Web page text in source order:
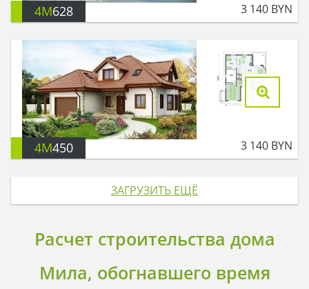
4M628 3 140 BYN
4M450 3 140 BYN
ЗАГРУЗИТЬ ЕЩЁ
Расчет строительства дома
Мила, обогнавшего время